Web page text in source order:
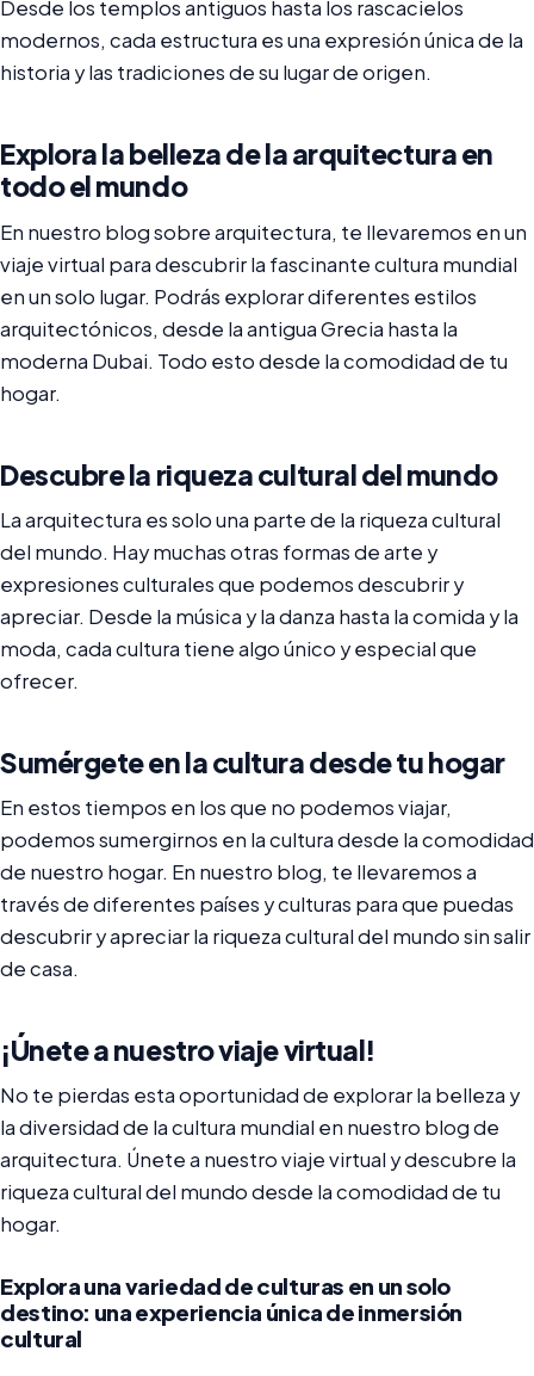
Desde los templos antiguos hasta los rascacielos
modernos, cada estructura es una expresión única de la
historia y las tradiciones de su lugar de origen.
Explora la belleza de la arquitectura en
todo el mundo
En nuestro blog sobre arquitectura, te llevaremos en un
viaje virtual para descubrir la fascinante cultura mundial
en un solo lugar. Podrás explorar diferentes estilos
arquitectónicos, desde la antigua Grecia hasta la
moderna Dubai. Todo esto desde la comodidad de tu
hogar.
Descubre la riqueza cultural del mundo
La arquitectura es solo una parte de la riqueza cultural
del mundo. Hay muchas otras formas de arte y
expresiones culturales que podemos descubrir y
apreciar. Desde la música y la danza hasta la comida y la
moda, cada cultura tiene algo único y especial que
ofrecer.
Sumérgete en la cultura desde tu hogar
En estos tiempos en los que no podemos viajar,
podemos sumergirnos en la cultura desde la comodidad
de nuestro hogar. En nuestro blog, te llevaremos a
través de diferentes países y culturas para que puedas
descubrir y apreciar la riqueza cultural del mundo sin salir
de casa.
¡Únete a nuestro viaje virtual!
No te pierdas esta oportunidad de explorar la belleza y
la diversidad de la cultura mundial en nuestro blog de
arquitectura. Únete a nuestro viaje virtual y descubre la
riqueza cultural del mundo desde la comodidad de tu
hogar.
Explora una variedad de culturas en un solo
destino: una experiencia única de inmersión
cultural